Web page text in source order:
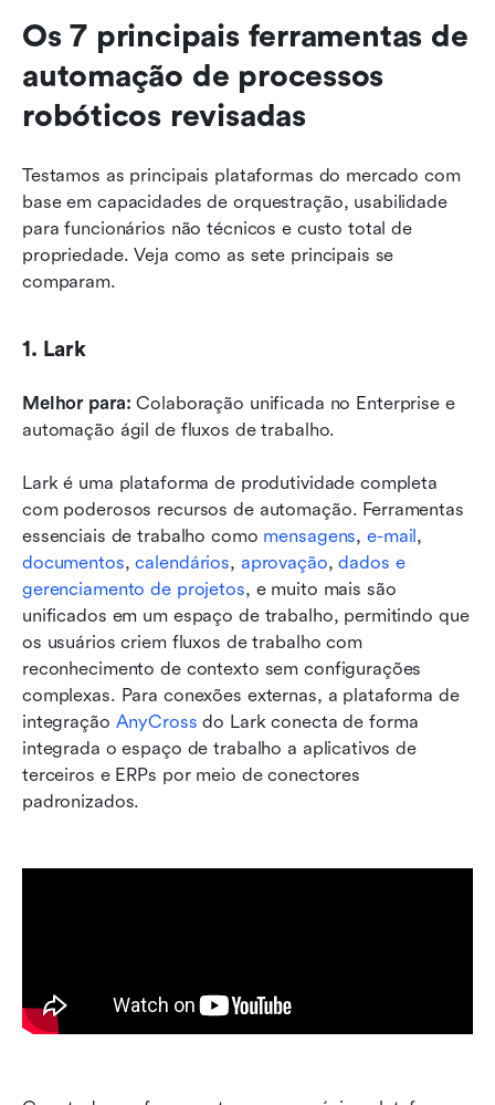
Os 7 principais ferramentas de
automação de processos
robóticos revisadas
Testamos as principais plataformas do mercado com
base em capacidades de orquestração, usabilidade
para funcionários não técnicos e custo total de
propriedade. Veja como as sete principais se
comparam.
1. Lark
Melhor para: Colaboração unificada no Enterprise e
automação ágil de fluxos de trabalho.
Lark é uma plataforma de produtividade completa
com poderosos recursos de automação. Ferramentas
essenciais de trabalho como mensagens, e-mail
documentos, calendários, aprovação, dados e
gerenciamento de projetos, e muito mais são
unificados em um espaço de trabalho, permitindo que
os usuários criem fluxos de trabalho com
reconhecimento de contexto sem configurações
complexas. Para conexões externas, a plataforma de
integração AnyCross do Lark conecta de forma
integrada o espaço de trabalho a aplicativos de
terceiros e ERPs por meio de conectores
padronizados.